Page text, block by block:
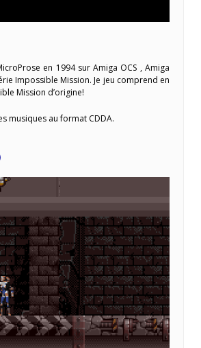
en 1994 sur Amiga OCS , Amiga
Impossible Mission. Je jeu comprend en
Mission d’origine!
musiques au format CDDA.